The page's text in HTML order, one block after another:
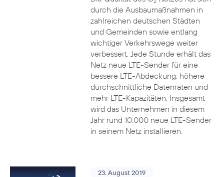
durch die Ausbaumaßnahmen in
zahlreichen deutschen Städten
und Gemeinden sowie entlang
wichtiger Verkehrswege weiter
verbessert. Jede Stunde erhält das
Netz neue LTE-Sender für eine
bessere LTE-Abdeckung, höhere
durchschnittliche Datenraten und
mehr LTE-Kapazitäten. Insgesamt
wird das Unternehmen in diesem
Jahr rund 10.000 neue LTE-Sender
in seinem Netz installieren.
23. August 2019